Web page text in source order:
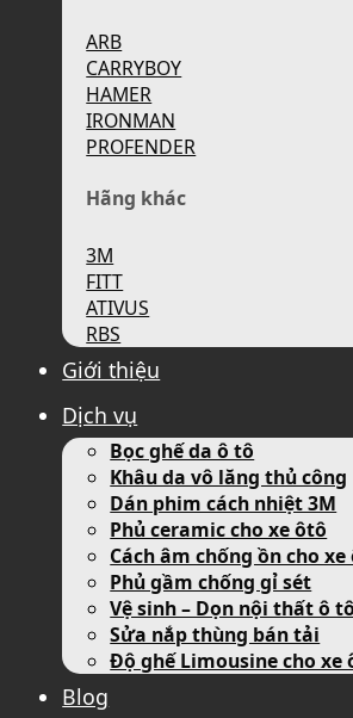
ARB
CARRYBOY
HAMER
IRONMAN
PROFENDER
Hãng khác
3M
FITT
ATIVUS
RBS
Giới thiệu
Dịch vụ
Bọc ghế da ô tô
Khâu da vô lăng thủ công
Dán phim cách nhiệt 3M
Phủ ceramic cho xe ôtô
Cách âm chống ồn cho xe
Phủ gầm chống gỉ sét
Vệ sinh – Dọn nội thất ô tô
Sửa nắp thùng bán tải
Độ ghế Limousine cho xe
Blog